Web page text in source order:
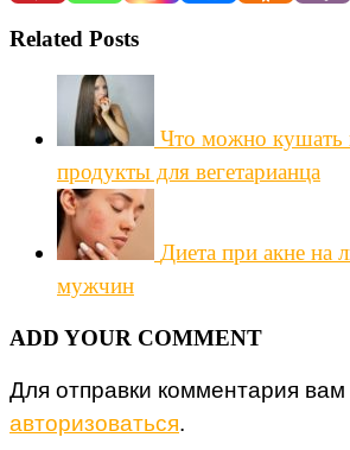
Related Posts
Что можно кушать
продукты для вегетарианца
Диета при акне на
мужчин
ADD YOUR COMMENT
Для отправки комментария
авторизоваться.